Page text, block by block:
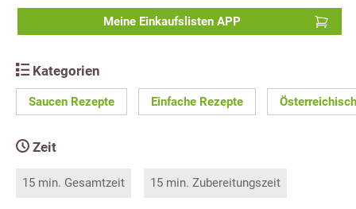
Meine Einkaufslisten APP
Kategorien
Saucen Rezepte Einfache Rezepte
Zeit
15 min. Gesamtzeit 15 min. Zubereitungszeit